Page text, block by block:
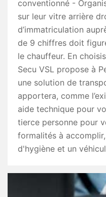
conventionné -
sur leur vitre arrière
d’immatriculation
de 9 chiffres doit
le chauffeur. En
Secu VSL propose à
une solution de
apportera, comme
aide technique pour
tierce personne pour
formalités à
d'hygiène et un